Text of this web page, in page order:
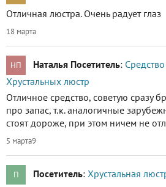
Отличная люстра. Очень радует глаз
18 марта
НП Наталья Посетитель:
Хрустальных люстр
Отличное средство, советую сразу
про запас, т.к. аналогичные
стоят дороже, при этом ничем не
5 марта9
П Посетитель: Хрустальная